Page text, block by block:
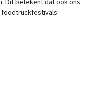
foodtruckfestivals